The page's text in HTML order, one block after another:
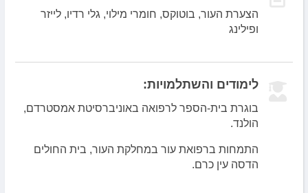
הישראלי לכירורגיה דרמטולוגית ודרמטולוגיה.
הצערת העור, בוטוקס, חומרי מילוי, גלי רדיו, לייזר
ופילינג
לימודים והשתלמויות:
בוגרת בית-הספר לרפואה באוניברסיטת אמסטרדם,
הולנד.
התמחות ברפואת עור במחלקת העור, בית החולים
הדסה עין כרם.